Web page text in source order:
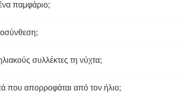
παμφάριο;
συλλέκτες τη νύχτα;
που απορροφάται από τον ήλιο;